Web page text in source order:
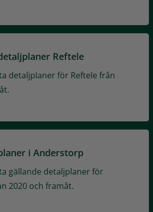
Reftele
detaljplaner för Reftele från
i Anderstorp
gällande detaljplaner för
2020 och framåt.